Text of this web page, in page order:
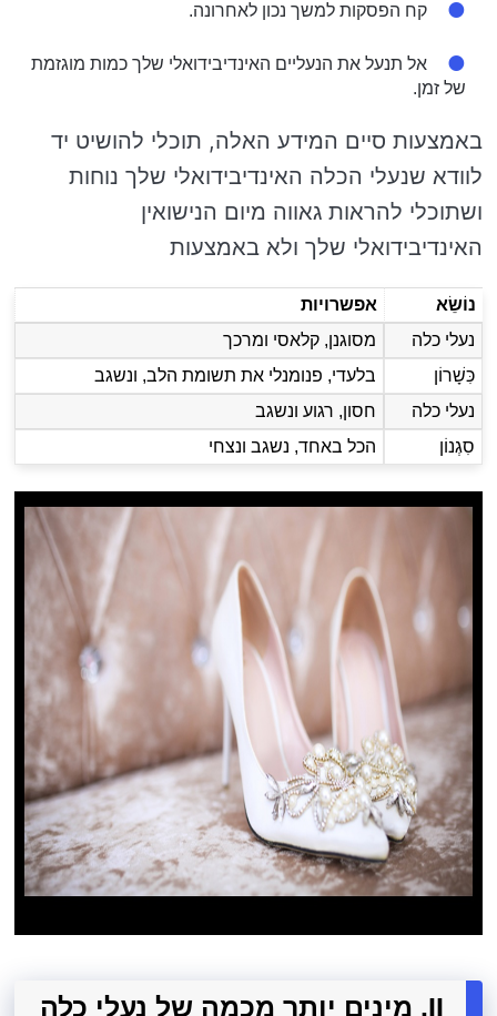
קח הפסקות למשך נכון לאחרונה.
אל תנעל את הנעליים האינדיבידואלי שלך כמות מוגזמת
של זמן.
באמצעות סיים המידע האלה, תוכלי להושיט יד
לוודא שנעלי הכלה האינדיבידואלי שלך נוחות
ושתוכלי להראות גאווה מיום הנישואין
האינדיבידואלי שלך ולא באמצעות
נוֹשֵׂא
אפשרויות
נעלי כלה
מסוגנן, קלאסי ומרכך
כִּשָׁרוֹן
בלעדי, פנומנלי את תשומת הלב, ונשגב
נעלי כלה
חסון, רגוע ונשגב
סִגְנוֹן
הכל באחד, נשגב ונצחי
II. מינים יותר מכמה של נעלי כלה